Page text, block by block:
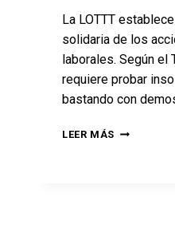
La LOTTT
solidaria de los
laborales. Según el
requiere probar
bastando con
LEER MÁS